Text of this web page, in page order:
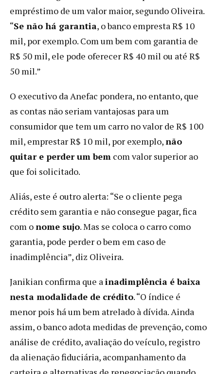
empréstimo de um valor maior, segundo Oliveira.
“Se não há garantia, o banco empresta R$ 10
mil, por exemplo. Com um bem com garantia de
R$ 50 mil, ele pode oferecer R$ 40 mil ou até R$
50 mil.”
O executivo da Anefac pondera, no entanto, que
as contas não seriam vantajosas para um
consumidor que tem um carro no valor de R$ 100
mil, emprestar R$ 10 mil, por exemplo,não
quitar e perder um bem com valor superior ao
que foi solicitado.
Aliás, este é outro alerta: “Se o cliente pega
crédito sem garantia e não consegue pagar, fica
com onome sujo. Mas se coloca o carro como
garantia, pode perder o bem em caso de
inadimplência”, diz Oliveira.
Janikian confirma que ainadimplência é baixa
nesta modalidade de crédito. “O índice é
menor pois há um bem atrelado à dívida. Ainda
assim, o banco adota medidas de prevenção, como
análise de crédito, avaliação do veículo, registro
da alienação fiduciária, acompanhamento da